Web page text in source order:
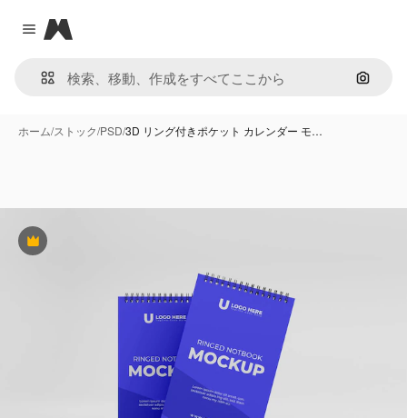
Close menu
Magnific
画像で
ホーム/ストック/PSD/3D リング付きポケット カレンダー モ…
Premium